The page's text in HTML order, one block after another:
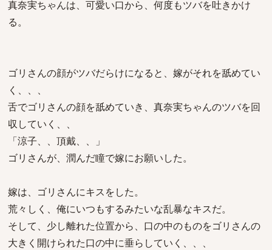
真奈実ちゃんは、可愛い口から、何度もツバを吐きかけ
る。
ゴリさんの顔がツバだらけになると、嫁がそれを舐めてい
く、、、
舌でゴリさんの顔を舐めていき、真奈実ちゃんのツバを回
収していく、、
「涼子、、頂戴、、」
ゴリさんが、潤んだ瞳で嫁にお願いした。
嫁は、ゴリさんにキスをした。
荒々しく、俺にいつもするみたいな乱暴なキスだ。
そして、少し離れた位置から、口の中のものをゴリさんの
大きく開けられた口の中に垂らしていく、、、